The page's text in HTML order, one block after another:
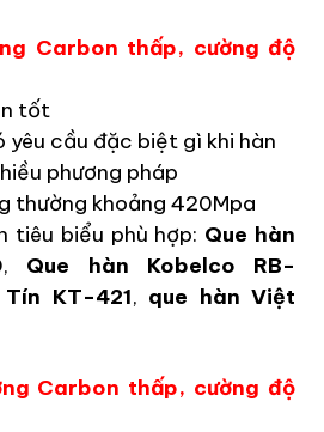
Carbon thấp, cường độ
tốt
yêu cầu đặc biệt gì khi hàn
phương pháp
thường khoảng 420Mpa
tiêu biểu phù hợp: Que hàn
, Que hàn Kobelco RB-
KT-421, que hàn Việt
Carbon thấp, cường độ